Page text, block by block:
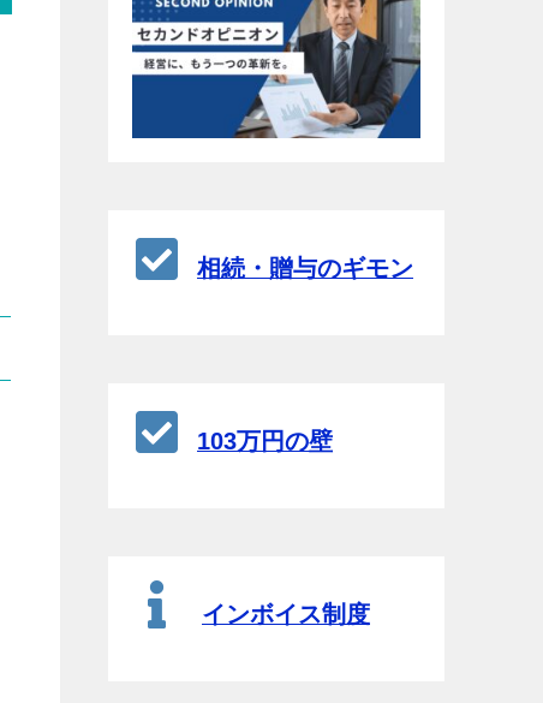
相続・贈与のギモン
103万円の壁
インボイス制度